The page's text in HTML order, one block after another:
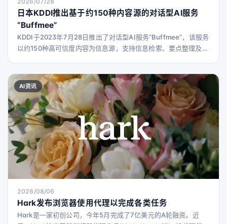
日本KDDI推出基于约150种内容源的对话型AI服务
“Buffmee”
KDDI于2023年7月28日推出了对话型AI服务“Buffmee”，该服务
以约150种高可信度内容为信息源，支持信息检索、要点整理及个
AI资讯
2026/08/06
Hark发布浏览器使用代理以完成各类任务
Hark是一家初创公司，今年5月完成了7亿美元的A轮融资。近